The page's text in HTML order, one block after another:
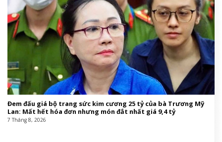
Đem đấu giá bộ trang sức kim cương 25 tỷ của bà Trương Mỹ
Lan: Mất hết hóa đơn nhưng món đắt nhất giá 9,4 tỷ
7 Tháng 8, 2026